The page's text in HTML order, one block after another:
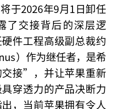
于2026年9月1日卸任
了交接背后的深层逻
件工程高级副总裁约
）作为继任者，是希
接”，并让苹果重新
穿透力的产品决断力
，当前苹果拥有令人